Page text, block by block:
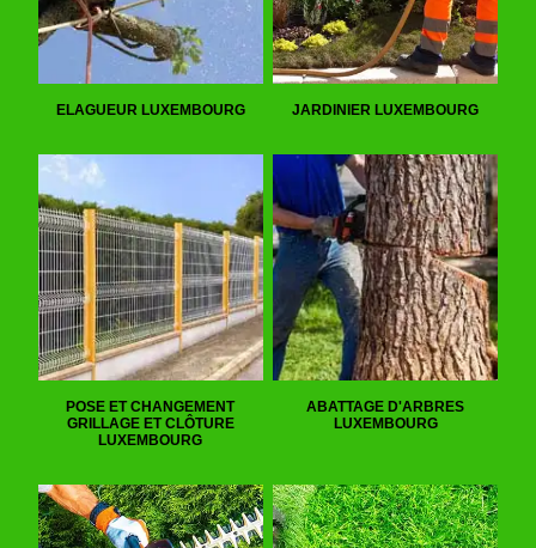
ELAGUEUR LUXEMBOURG JARDINIER LUXEMBOURG
POSE ET CHANGEMENT
GRILLAGE ET CLÔTURE
LUXEMBOURG
ABATTAGE D'ARBRES
LUXEMBOURG